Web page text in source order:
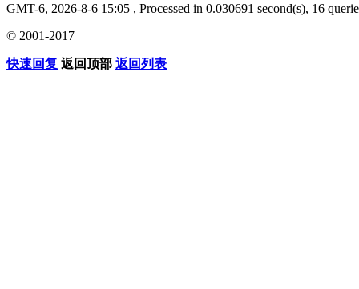
GMT-6, 2026-8-6 15:05 , Processed in 0.030691 second(s), 16
© 2001-2017
快速回复 返回顶部 返回列表